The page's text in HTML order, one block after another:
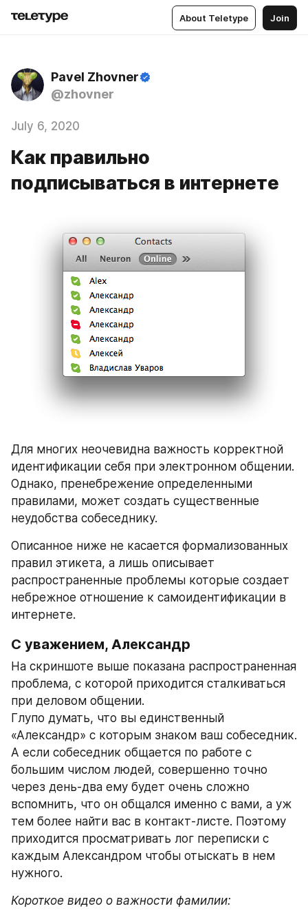
About Teletype Join
Pavel Zhovner
@zhovner
July 6, 2020
Как правильно
подписываться в интернете
Для многих неочевидна важность корректной
идентификации себя при электронном общении.
Однако, пренебрежение определенными
правилами, может создать существенные
неудобства собеседнику.
Описанное ниже не касается формализованных
правил этикета, а лишь описывает
распространенные проблемы которые создает
небрежное отношение к самоидентификации в
интернете.
С уважением, Александр
На скриншоте выше показана распространенная
проблема, с которой приходится сталкиваться
при деловом общении.
Глупо думать, что вы единственный
«Александр» с которым знаком ваш собеседник.
А если собеседник общается по работе с
большим числом людей, совершенно точно
через день-два ему будет очень сложно
вспомнить, что он общался именно с вами, а уж
тем более найти вас в контакт-листе. Поэтому
приходится просматривать лог переписки с
каждым Александром чтобы отыскать в нем
нужного.
Короткое видео о важности фамилии: